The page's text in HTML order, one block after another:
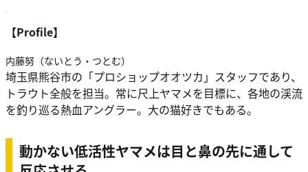
【Profile】
内藤努（ないとう・つとむ）
埼玉県熊谷市の「プロショップオオツカ」スタッフであり、
トラウト全般を担当。常に尺上ヤマメを目標に、各地の渓流
を釣り巡る熱血アングラー。大の猫好きでもある。
動かない低活性ヤマメは目と鼻の先に通して